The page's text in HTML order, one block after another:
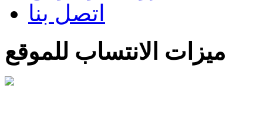
اتصل بنا
ميزات الانتساب للموقع